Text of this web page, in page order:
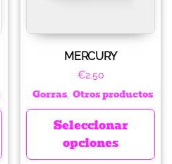
MERCURY
€2.50
Gorras, Otros productos
Seleccionar
opciones